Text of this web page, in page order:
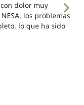
dolor muy
los problemas
lo que ha sido